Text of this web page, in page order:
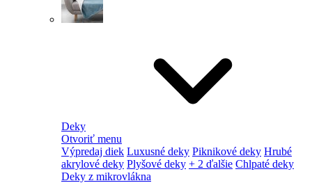
Deky
Otvoriť menu
Výpredaj diek Luxusné deky Piknikové deky Hrubé
akrylové deky Plyšové deky + 2 ďalšie Chlpaté deky
Deky z mikrovlákna